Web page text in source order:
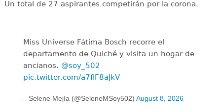
Un total de 27 aspirantes competirán por la corona.
Miss Universe Fátima Bosch recorre el
departamento de Quiché y visita un hogar de
ancianos. @soy_502
pic.twitter.com/a7fIF8aJkV
— Selene Mejía (@SeleneMSoy502) August 8, 2026